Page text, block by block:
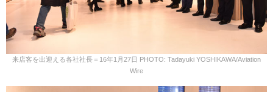
来店客を出迎える各社社長＝16年1月27日 PHOTO: Tadayuki YOSHIKAWA/Aviation
Wire